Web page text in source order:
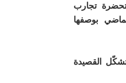
تجارب
بوصفها
تشكّل القصيدة